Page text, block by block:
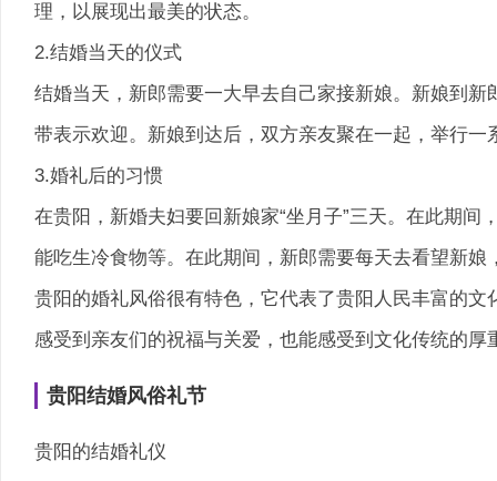
理，以展现出最美的状态。
2.结婚当天的仪式
结婚当天，新郎需要一大早去自己家接新娘。新娘到
带表示欢迎。新娘到达后，双方亲友聚在一起，举行
3.婚礼后的习惯
在贵阳，新婚夫妇要回新娘家“坐月子”三天。在此期
能吃生冷食物等。在此期间，新郎需要每天去看望新娘
贵阳的婚礼风俗很有特色，它代表了贵阳人民丰富的
感受到亲友们的祝福与关爱，也能感受到文化传统的厚
贵阳结婚风俗礼节
贵阳的结婚礼仪